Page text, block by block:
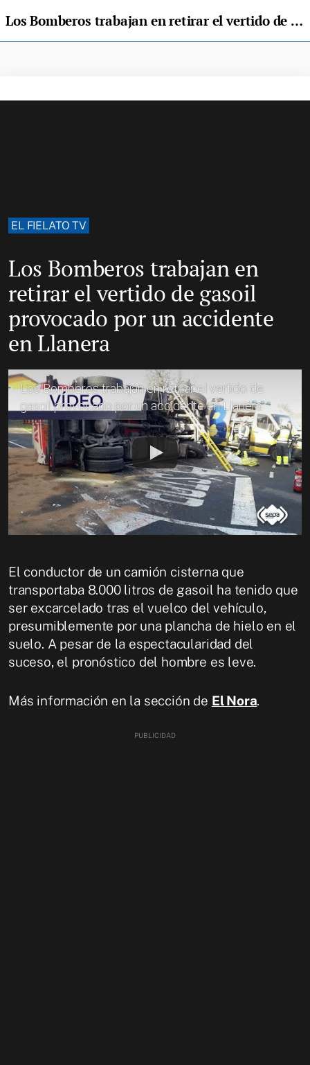
Los Bomberos trabajan en retirar el vertido de gasoil provocado por un accidente en Llanera
EL FIELATO TV
Los Bomberos trabajan en
retirar el vertido de gasoil
provocado por un accidente
en Llanera
Los Bomberos trabajan en retirar el vertido de
gasoil provocado por un accidente en Llanera
El conductor de un camión cisterna que
transportaba 8.000 litros de gasoil ha tenido que
ser excarcelado tras el vuelco del vehículo,
presumiblemente por una plancha de hielo en el
suelo. A pesar de la espectacularidad del
suceso, el pronóstico del hombre es leve.
Más información en la sección de El Nora.